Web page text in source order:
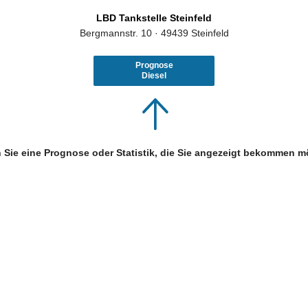
LBD Tankstelle Steinfeld
Bergmannstr. 10 · 49439 Steinfeld
Prognose
Diesel
Sie eine Prognose oder Statistik, die Sie angezeigt bekommen